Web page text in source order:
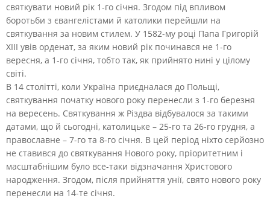
святкувати новий рік 1-го січня. Згодом під впливом
боротьби з євангелістами й католики перейшли на
святкування за новим стилем. У 1582-му році Папа Григорій
ХІІІ увів орденат, за яким новий рік починався не 1-го
вересня, а 1-го січня, тобто так, як прийнято нині у цілому
світі.
В 14 столітті, коли Україна приєдналася до Польщі,
святкування початку нового року перенесли з 1-го березня
на вересень. Святкування ж Різдва відбувалося за такими
датами, що й сьогодні, католицьке – 25-го та 26-го грудня, а
православне – 7-го та 8-го січня. В цей період ніхто серйозно
не ставився до святкування Нового року, пріоритетним і
масштабнішим було все-таки відзначання Христового
народження. Згодом, після прийняття унії, свято нового року
перенесли на 14-те січня.